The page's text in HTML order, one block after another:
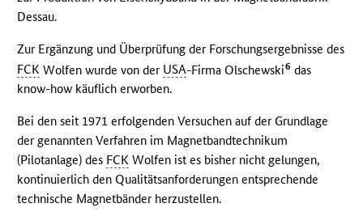
Dessau.
Zur Ergänzung und Überprüfung der Forschungsergebnisse des
FCK Wolfen wurde von der USA-Firma Olschewski6 das
know-how käuflich erworben.
Bei den seit 1971 erfolgenden Versuchen auf der Grundlage
der genannten Verfahren im Magnetbandtechnikum
(Pilotanlage) des FCK Wolfen ist es bisher nicht gelungen,
kontinuierlich den Qualitätsanforderungen entsprechende
technische Magnetbänder herzustellen.